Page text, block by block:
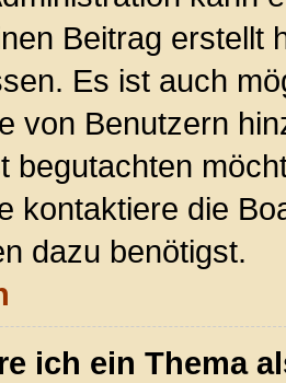
Beitrag erstellt
Es ist auch
von Benutzern
begutachten
kontaktiere die
dazu benötigst.
ich ein Thema